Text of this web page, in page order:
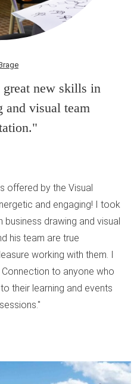
new skills in
and visual team
offered by the Visual
and engaging! I took
drawing and visual
his team are true
working with them. I
to anyone who
their learning and events